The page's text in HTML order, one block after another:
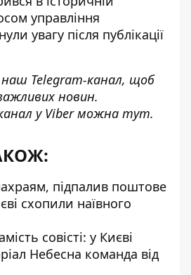
управління
увагу після публікації
наш Telegram-канал, щоб
новин.
у Viber можна тут.
підпалив поштове
схопили наївного
совісті: у Києві
Небесна команда від